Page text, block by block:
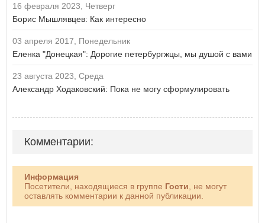
16 февраля 2023, Четверг
Борис Мышлявцев: Как интересно
03 апреля 2017, Понедельник
Еленка "Донецкая": Дорогие петербургжцы, мы душой с вами
23 августа 2023, Среда
Александр Ходаковский: Пока не могу сформулировать
Комментарии:
Информация
Посетители, находящиеся в группе Гости , не могут
оставлять комментарии к данной публикации.